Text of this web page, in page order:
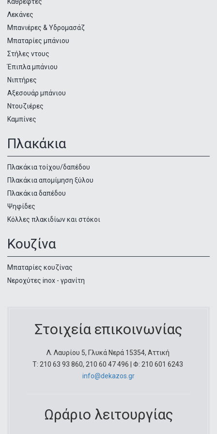
Λεκάνες
Μπανιέρες & Υδρομασάζ
Μπαταρίες μπάνιου
Στήλες ντους
Έπιπλα μπάνιου
Νιπτήρες
Αξεσουάρ μπάνιου
Ντουζιέρες
Καμπίνες
Πλακάκια
Πλακάκια τοίχου/δαπέδου
Πλακάκια απομίμηση ξύλου
Πλακάκια δαπέδου
Ψηφίδες
Κόλλες πλακιδίων και στόκοι
Κουζίνα
Μπαταρίες κουζίνας
Νεροχύτες inox - γρανίτη
Στοιχεία επικοινωνίας
Λ. Λαυρίου 5, Γλυκά Νερά 15354, Αττική
Τ: 210 63 93 860, 210 60 47 496 | Φ: 210 601 6243
info@dekazos.gr
Ωράριο λειτουργίας